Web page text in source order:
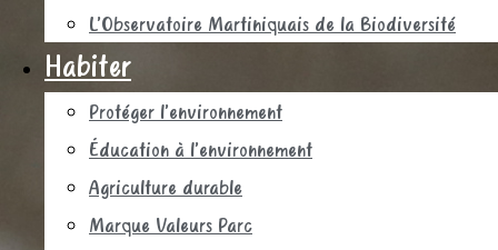
L’Observatoire Martiniquais de la Biodiversité
Habiter
Protéger l’environnement
Éducation à l’environnement
Agriculture durable
Marque Valeurs Parc